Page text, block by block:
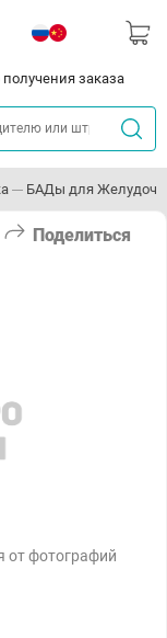
заказа
БАДы для
Поделиться
от фотографий